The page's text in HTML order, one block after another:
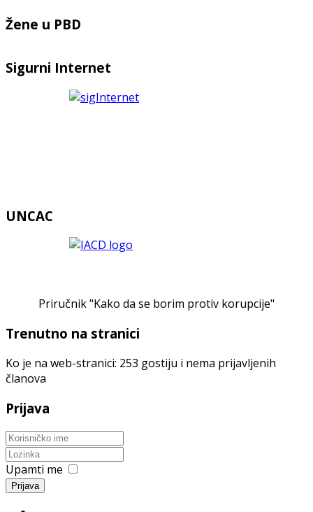
Žene u PBD
Sigurni Internet
UNCAC
Priručnik "Kako da se borim protiv korupcije"
Trenutno na stranici
Ko je na web-stranici: 253 gostiju i nema prijavljenih
članova
Prijava
Upamti me
Prijava